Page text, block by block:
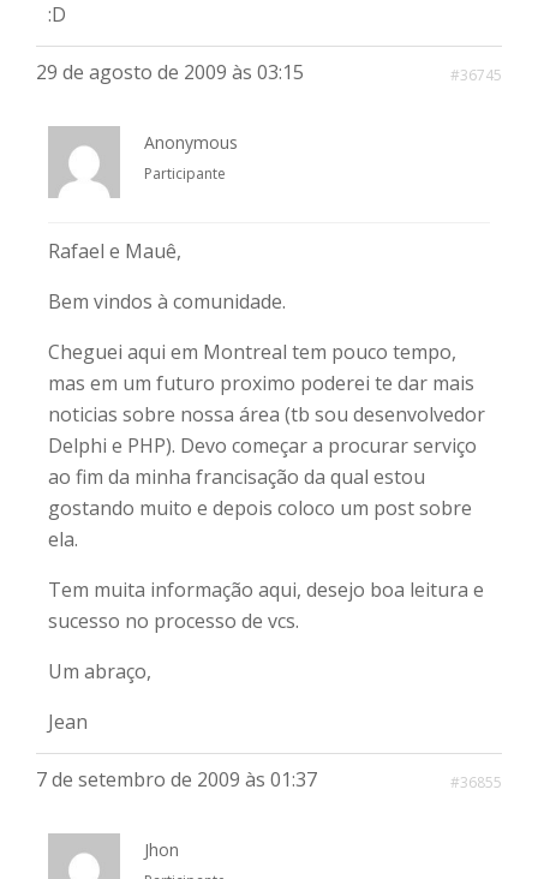
:D
29 de agosto de 2009 às 03:15 #36745
Anonymous
Participante
Rafael e Mauê,
Bem vindos à comunidade.
Cheguei aqui em Montreal tem pouco tempo,
mas em um futuro proximo poderei te dar mais
noticias sobre nossa área (tb sou desenvolvedor
Delphi e PHP). Devo começar a procurar serviço
ao fim da minha francisação da qual estou
gostando muito e depois coloco um post sobre
ela.
Tem muita informação aqui, desejo boa leitura e
sucesso no processo de vcs.
Um abraço,
Jean
7 de setembro de 2009 às 01:37 #36855
Jhon